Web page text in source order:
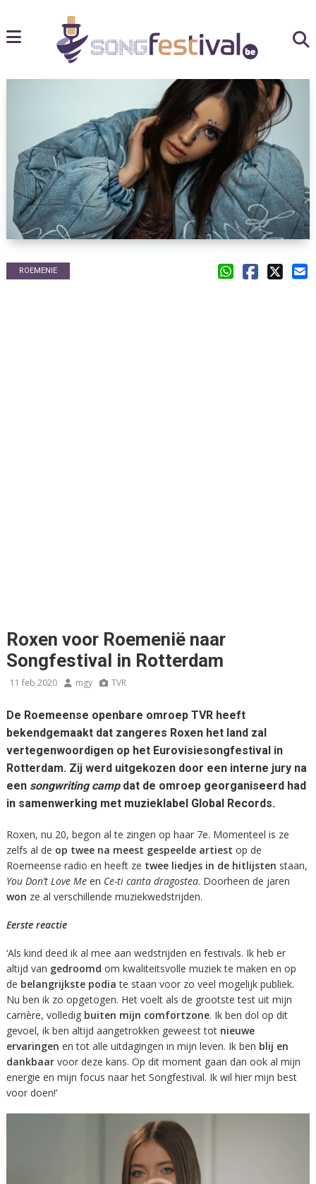
ROEMENIE
Roxen voor Roemenië naar
Songfestival in Rotterdam
11 feb 2020 mgy TVR
De Roemeense openbare omroep TVR heeft
bekendgemaakt dat zangeres Roxen het land zal
vertegenwoordigen op het Eurovisiesongfestival in
Rotterdam. Zij werd uitgekozen door een interne jury na
een songwriting campdat de omroep georganiseerd had
in samenwerking met muzieklabel Global Records.
Roxen, nu 20, begon al te zingen op haar 7e. Momenteel is ze
zelfs al de op twee na meest gespeelde artiest op de
Roemeense radio en heeft ze twee liedjes in de hitlijsten staan,
You Don’t Love Me en Ce-ti canta dragostea. Doorheen de jaren
won ze al verschillende muziekwedstrijden.
Eerste reactie
‘Als kind deed ik al mee aan wedstrijden en festivals. Ik heb er
altijd van gedroomd om kwaliteitsvolle muziek te maken en op
de belangrijkste podia te staan voor zo veel mogelijk publiek.
Nu ben ik zo opgetogen. Het voelt als de grootste test uit mijn
carrière, volledig buiten mijn comfortzone. Ik ben dol op dit
gevoel, ik ben altijd aangetrokken geweest tot nieuwe
ervaringen en tot alle uitdagingen in mijn leven. Ik ben blij en
dankbaarvoor deze kans. Op dit moment gaan dan ook al mijn
energie en mijn focus naar het Songfestival. Ik wil hier mijn best
voor doen!’